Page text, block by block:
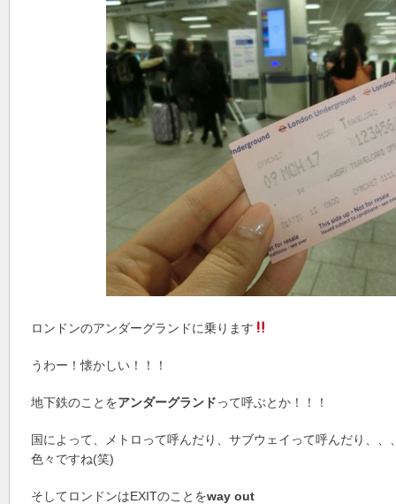
ロンドンのアンダーグランドに乗ります
うわー！懐かしい！！！
地下鉄のことをアンダーグランドって呼ぶとか！！！
国によって、メトロって呼んだり、サブウェイって呼んだり、、
色々ですね(笑)
そしてロンドンはEXITのことをway out